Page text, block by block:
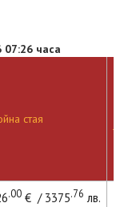
07:26 часа
стая
.00€ / 3375.76 лв.